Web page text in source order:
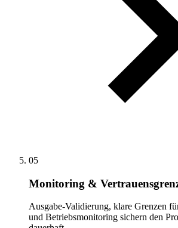
05
Monitoring &
Ausgabe-Validierung, klare Grenzen
und Betriebsmonitoring sichern den